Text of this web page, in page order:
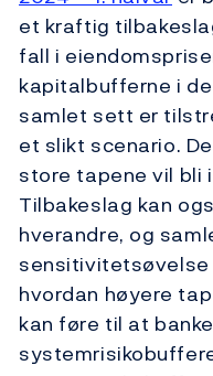
et kraftig
fall i
kapitalbufferne i
samlet sett er
et slikt scenario.
store tapene vil bli
Tilbakeslag kan
hverandre, og
hvordan høyere
kan føre til at